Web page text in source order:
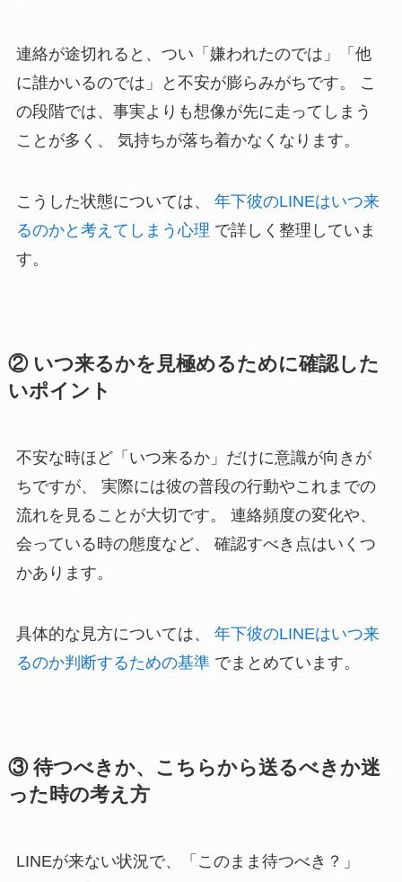
連絡が途切れると、つい「嫌われたのでは」「他
に誰かいるのでは」と不安が膨らみがちです。 こ
の段階では、事実よりも想像が先に走ってしまう
ことが多く、 気持ちが落ち着かなくなります。
こうした状態については、 年下彼のLINEはいつ来
るのかと考えてしまう心理 で詳しく整理していま
す。
② いつ来るかを見極めるために確認した
いポイント
不安な時ほど「いつ来るか」だけに意識が向きが
ちですが、 実際には彼の普段の行動やこれまでの
流れを見ることが大切です。 連絡頻度の変化や、
会っている時の態度など、 確認すべき点はいくつ
かあります。
具体的な見方については、 年下彼のLINEはいつ来
るのか判断するための基準 でまとめています。
③ 待つべきか、こちらから送るべきか迷
った時の考え方
LINEが来ない状況で、「このまま待つべき？」